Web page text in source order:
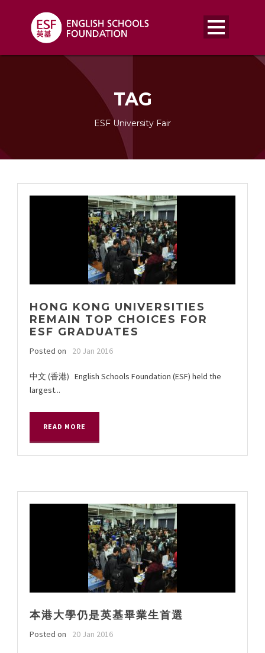
TAG
ESF University Fair
HONG KONG UNIVERSITIES
REMAIN TOP CHOICES FOR
ESF GRADUATES
Posted on 20 Jan 2016
中文 (香港) English Schools Foundation (ESF) held the
largest...
READ MORE
本港大學仍是英基畢業生首選
Posted on 20 Jan 2016